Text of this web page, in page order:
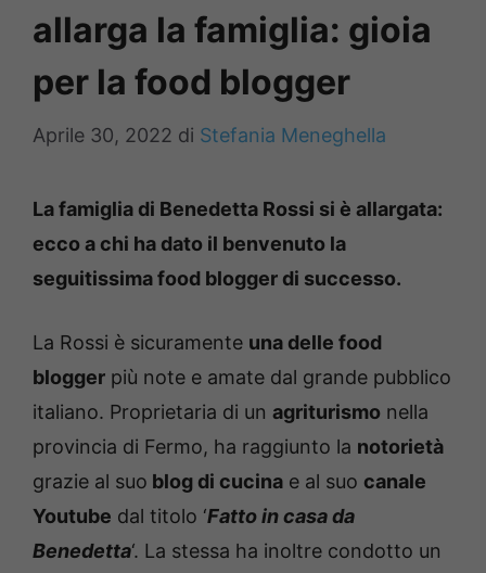
allarga la famiglia: gioia
per la food blogger
Aprile 30, 2022 di Stefania Meneghella
La famiglia di Benedetta Rossi si è allargata:
ecco a chi ha dato il benvenuto la
seguitissima food blogger di successo.
La Rossi è sicuramente una delle food
blogger più note e amate dal grande pubblico
italiano. Proprietaria di un agriturismo nella
provincia di Fermo, ha raggiunto la notorietà
grazie al suo blog di cucina e al suo canale
Youtube dal titolo ‘Fatto in casa da
Benedetta‘. La stessa ha inoltre condotto un